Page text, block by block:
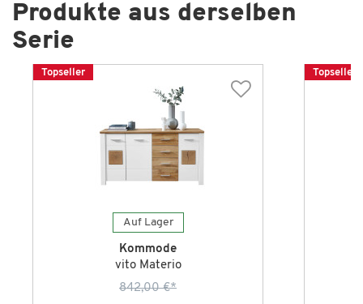
Produkte aus derselben
Serie
Topseller
Auf Lager
Kommode
vito Materio
842,00 €*
Topseller